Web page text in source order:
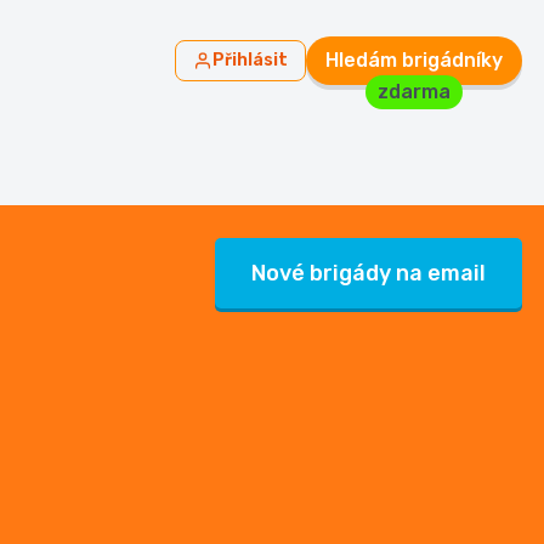
Přihlásit
Hledám brigádníky
zdarma
Nové brigády na email